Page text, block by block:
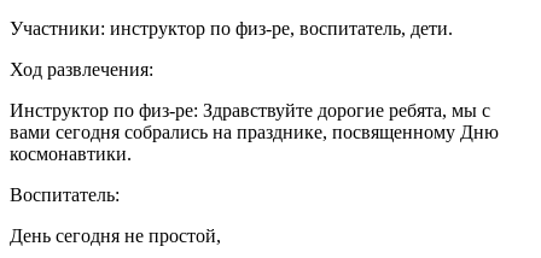
Участники: инструктор по физ-ре, воспитатель, дети.
Ход развлечения:
Инструктор по физ-ре: Здравствуйте дорогие ребята, мы с
вами сегодня собрались на празднике, посвященному Дню
космонавтики.
Воспитатель:
День сегодня не простой,